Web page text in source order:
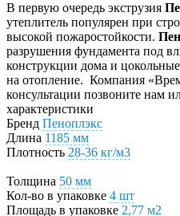
В первую очередь экструзия
утеплитель популярен при
высокой пожаростойкости.
разрушения фундамента под
конструкции дома и
на отопление. Компания
консультации позвоните нам
характеристики
Бренд Пеноплэкс
Длина 1185 мм
Плотность 28-36 кг/м3
Толщина 50 мм
Кол-во в упаковке 4 шт
Площадь в упаковке 2,77 м2